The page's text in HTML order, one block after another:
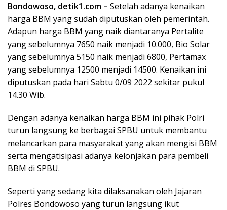
Bondowoso, detik1.com – Setelah adanya kenaikan
harga BBM yang sudah diputuskan oleh pemerintah.
Adapun harga BBM yang naik diantaranya Pertalite
yang sebelumnya 7650 naik menjadi 10.000, Bio Solar
yang sebelumnya 5150 naik menjadi 6800, Pertamax
yang sebelumnya 12500 menjadi 14500. Kenaikan ini
diputuskan pada hari Sabtu 0/09 2022 sekitar pukul
14.30 Wib.
Dengan adanya kenaikan harga BBM ini pihak Polri
turun langsung ke berbagai SPBU untuk membantu
melancarkan para masyarakat yang akan mengisi BBM
serta mengatisipasi adanya kelonjakan para pembeli
BBM di SPBU.
Seperti yang sedang kita dilaksanakan oleh Jajaran
Polres Bondowoso yang turun langsung ikut